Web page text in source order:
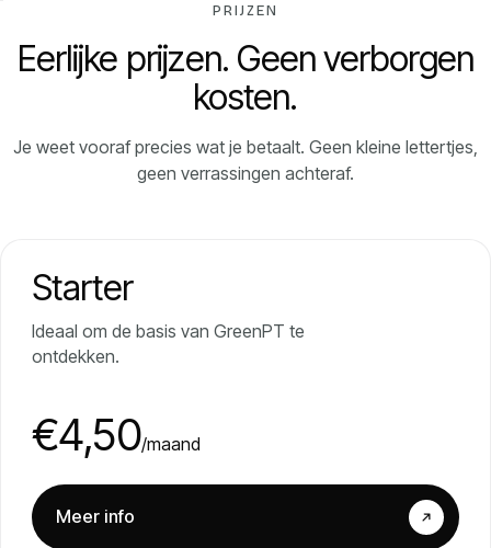
PRIJZEN
Eerlijke prijzen. Geen verborgen
kosten.
Je weet vooraf precies wat je betaalt. Geen kleine lettertjes,
geen verrassingen achteraf.
Starter
Ideaal om de basis van GreenPT te
ontdekken.
€4,50/maand
Meer info